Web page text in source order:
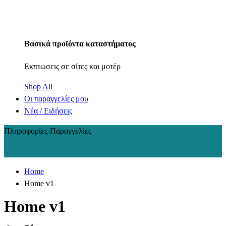
Βασικά προϊόντα καταστήματος
Εκπτωσεις σε σίτες και μοτέρ
Shop All
Οι παραγγελίες μου
Νέα / Ειδήσεις
Πληροφορίες-Παραγγελίες
Home
Home v1
Home v1